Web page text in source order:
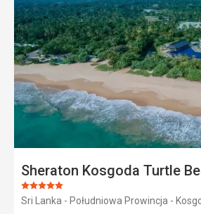
Sheraton Kosgoda Turtle
Ocena:
5/5
Sri Lanka - Południowa Prowincja -